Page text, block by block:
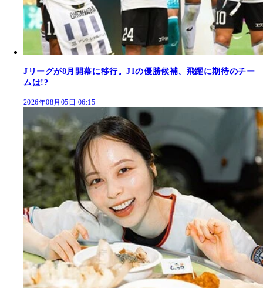
Jリーグが8月開幕に移行。J1の優勝候補、飛躍に期待のチー
ムは!?
2026年08月05日 06:15